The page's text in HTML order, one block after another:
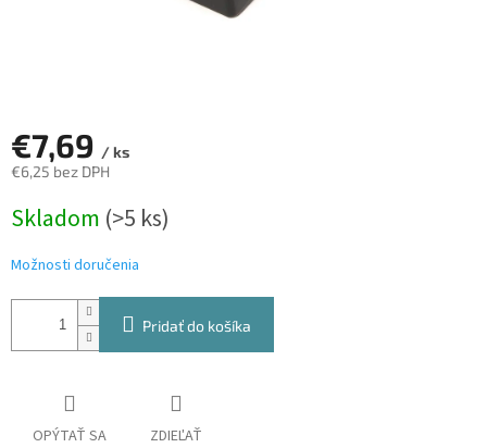
€7,69 / ks
€6,25 bez DPH
cena:
Skladom (>5 ks)
Možnosti doručenia
Pridať do košíka
OPÝTAŤ SA ZDIEĽAŤ